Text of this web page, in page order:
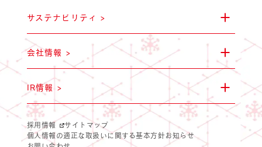
雪国ぶなしめじ
気をつけたい・・・
環境への取り組
拠点一覧
サステナビリティ >
会社情報 >
IR情報 >
採用情報
サイトマップ
個人情報の適正な取扱いに関する基本方針お知らせ